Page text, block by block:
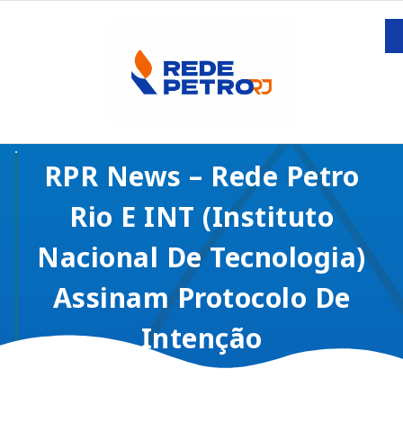
RPR News – Rede Petro
Rio E INT (Instituto
Nacional De Tecnologia)
Assinam Protocolo De
Intenção